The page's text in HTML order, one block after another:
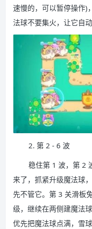
速慢的，可以暂停操作)
法球不要集火，让它自动
2. 第 2 - 6 波
稳住第 1 波，第 2
来了，抓紧升级魔法球
先不管它。第 3 关滑板
级，继续在两侧建魔法
优先把魔法球点满，雪